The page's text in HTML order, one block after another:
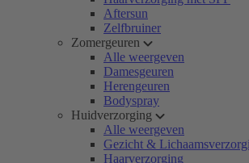
Aftersun
Zelfbruiner
Zomergeuren
Alle weergeven
Damesgeuren
Herengeuren
Bodyspray
Huidverzorging
Alle weergeven
Gezicht &
Haarverzorging